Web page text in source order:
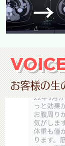
お客様の生